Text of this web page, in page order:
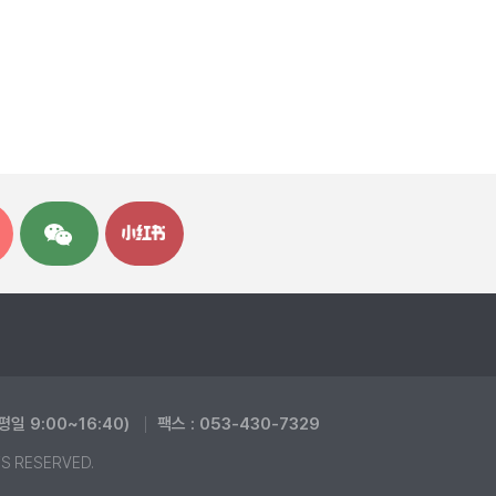
일 9:00~16:40) 팩스 : 053-430-7329
RESERVED.